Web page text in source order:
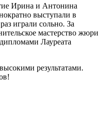
Ирина и Антонина
выступали в
играли сольно. За
мастерство жюри
Лауреата
результатами.